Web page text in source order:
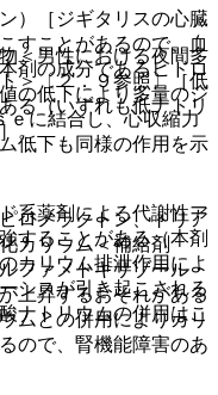
）［ジギタリスの心臓
すことがあるので、血
剤の成分であるヒドロ
の低下により多量のジ
に結合し、心収縮力
低下も同様の作用を示
系薬剤による代謝性ア
することがある（本剤
カリウム排泄作用によ
シスが引き起こされる
ナトリウムの併用はこ
＜男性における夜間多
＞〔２．９参照〕［低
る（いずれも低ナトリ
。
ロノラクトン、トリア
カリウム＜補給剤
ファメトキサゾール・
上昇するおそれがある
ムとの併用によりカリ
ので、腎機能障害のあ